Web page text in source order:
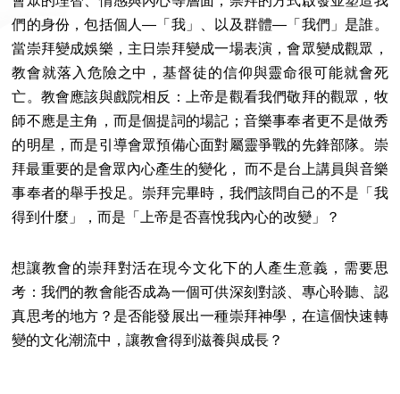
們的身份，包括個人―「我」、以及群體―「我們」是誰。
當崇拜變成娛樂，主日崇拜變成一場表演，會眾變成觀眾，
教會就落入危險之中，基督徒的信仰與靈命很可能就會死
亡。教會應該與戲院相反：上帝是觀看我們敬拜的觀眾，牧
師不應是主角，而是個提詞的場記；音樂事奉者更不是做秀
的明星，而是引導會眾預備心面對屬靈爭戰的先鋒部隊。崇
拜最重要的是會眾內心產生的變化， 而不是台上講員與音樂
事奉者的舉手投足。崇拜完畢時，我們該問自己的不是「我
得到什麼」，而是「上帝是否喜悅我內心的改變」？
想讓教會的崇拜對活在現今文化下的人產生意義，需要思
考：我們的教會能否成為一個可供深刻對談、專心聆聽、認
真思考的地方？是否能發展出一種崇拜神學，在這個快速轉
變的文化潮流中，讓教會得到滋養與成長？